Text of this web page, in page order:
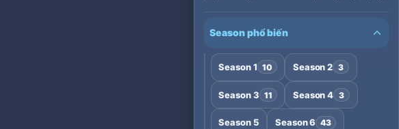
Season phổ biến
Season 1 10 Season 2 3
Season 3 11 Season 4 3
Season 5 Season 6 43